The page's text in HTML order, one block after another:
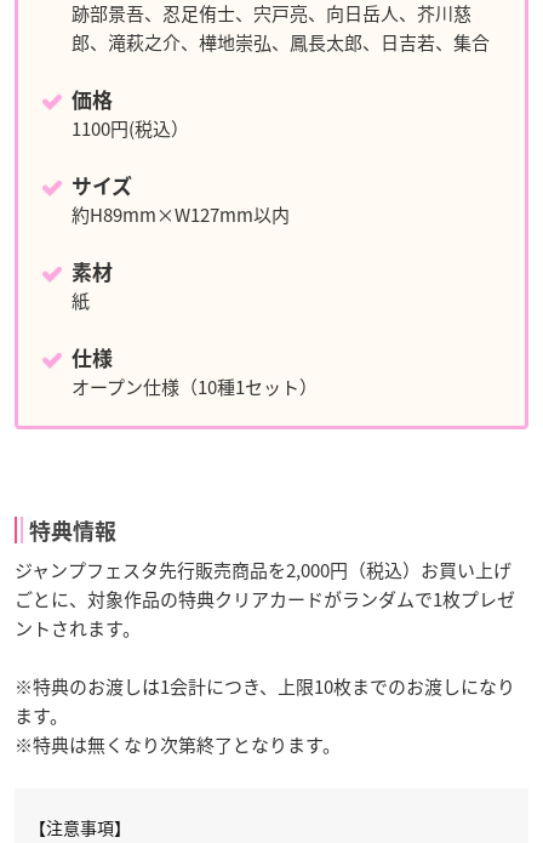
跡部景吾、忍足侑士、宍戸亮、向日岳人、芥川慈
郎、滝萩之介、樺地崇弘、鳳長太郎、日吉若、集合
価格
1100円(税込）
サイズ
約H89mm×W127mm以内
素材
紙
仕様
オープン仕様（10種1セット）
特典情報
ジャンプフェスタ先行販売商品を2,000円（税込）お買い上げ
ごとに、対象作品の特典クリアカードがランダムで1枚プレゼ
ントされます。
※特典のお渡しは1会計につき、上限10枚までのお渡しになり
ます。
※特典は無くなり次第終了となります。
【注意事項】